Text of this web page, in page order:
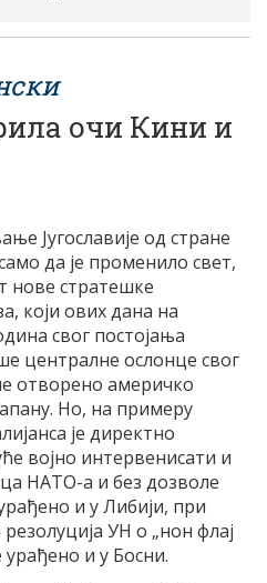
очи Кини и
Југославије од стране
да је променило свет,
нове стратешке
који ових дана на
свог постојања
централне ослонце свог
отворено америчко
Но, на примеру
је директно
војно интервенисати и
НАТО-а и без дозволе
и у Либији, при
УН о „нон флај
урађено и у Босни.